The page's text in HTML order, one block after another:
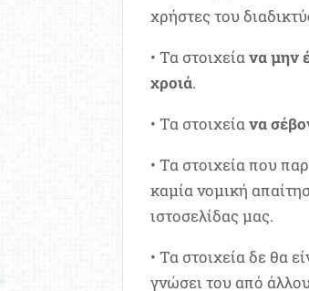
χρήστες του
• Τα στοιχείανα μην
χροιά.
• Τα στοιχείανα
• Τα στοιχεία που
καμία νομική
ιστοσελίδας μας.
• Τα στοιχεία δε θα
γνώσει του από